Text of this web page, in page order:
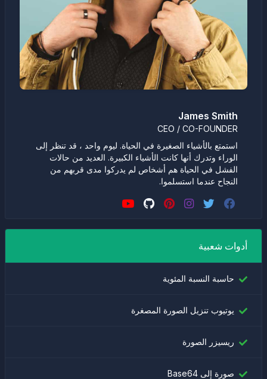
James Smith
CEO / CO-FOUNDER
استمتع بالأشياء الصغيرة في الحياة. ليوم واحد ، قد تنظر إلى
الوراء وتدرك أنها كانت الأشياء الكبيرة. العديد من حالات
الفشل في الحياة هم أشخاص لم يدركوا مدى قربهم من
النجاح عندما استسلموا.
أدوات شعبية
حاسبة النسبة المئوية
يوتيوب تنزيل الصورة المصغرة
ريسيزر الصورة
صورة إلى Base64